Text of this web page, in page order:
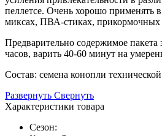
пеллетсе. Очень хорошо применять
миксах, ПВА-стиках, прикормочных
Предварительно содержимое пакета
часов, варить 40-60 минут на
Состав: семена конопли
Развернуть Свернуть
Характеристики товара
Сезон: